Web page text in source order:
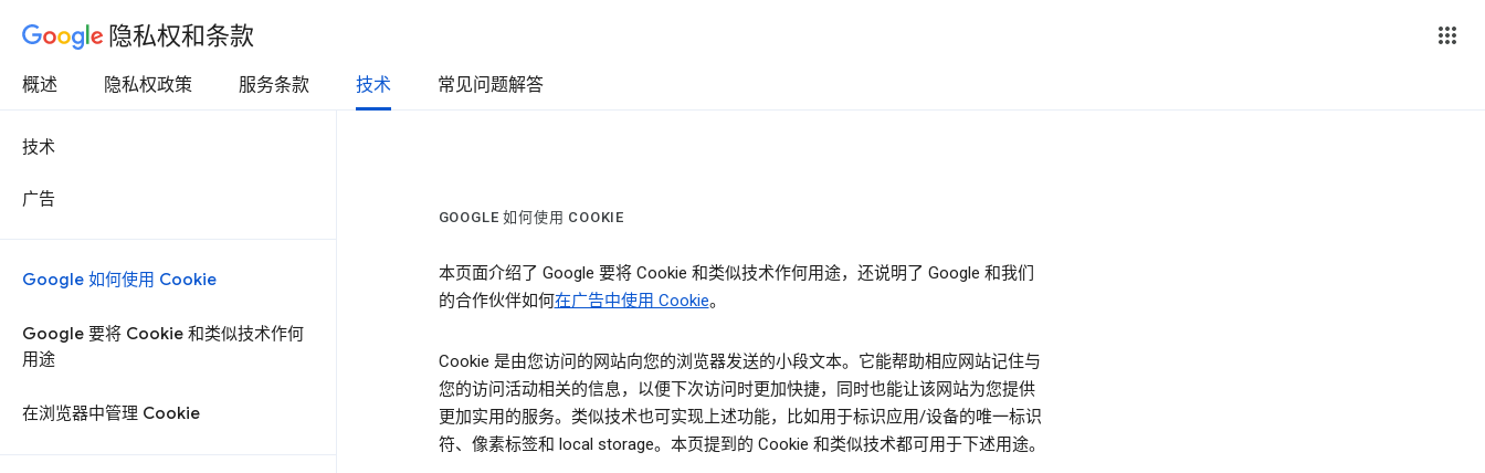
隐私权和条款
概述 隐私权政策 服务条款 技术 常见问题解答
技术
广告
Google 如何使用 Cookie
Google 要将 Cookie 和类似技术作何
用途
在浏览器中管理 Cookie
GOOGLE 如何使用 COOKIE
本页面介绍了 Google 要将 Cookie 和类似技术作何用途，还说明了 Google 和我们
的合作伙伴如何在广告中使用 Cookie。
Cookie 是由您访问的网站向您的浏览器发送的小段文本。它能帮助相应网站记住与
您的访问活动相关的信息，以便下次访问时更加快捷，同时也能让该网站为您提供
更加实用的服务。类似技术也可实现上述功能，比如用于标识应用/设备的唯一标识
符、像素标签和 local storage。本页提到的 Cookie 和类似技术都可用于下述用途。